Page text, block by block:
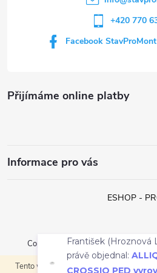
Tento web používá soubory cookie.
v
i
Přijímáme online platby
Informace pro vás
+420 770
Facebook
ESHOP -
Vytvořil
Copyright 2026StavProMont s.r.o..
právě objednal:
CROSSIQ PED
do písku a drtě,